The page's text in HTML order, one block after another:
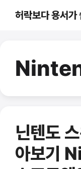
허락보다 용서가
닌텐도
아보기